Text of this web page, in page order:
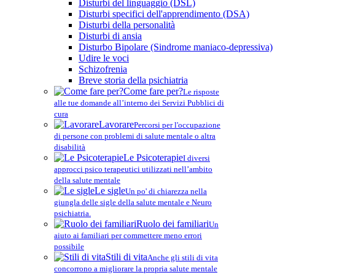
Disturbi del linguaggio (DSL)
Disturbi specifici dell'apprendimento (DSA)
Disturbi della personalità
Disturbi di ansia
Disturbo Bipolare (Sindrome maniaco-depressiva)
Udire le voci
Schizofrenia
Breve storia della psichiatria
Come fare per?Le risposte
alle tue domande all’interno dei Servizi Pubblici di
cura
LavorarePercorsi per l'occupazione
di persone con problemi di salute mentale o altra
disabilità
Le PsicoterapieI diversi
approcci psico terapeutici utilizzati nell’ambito
della salute mentale
Le sigleUn po' di chiarezza nella
giungla delle sigle della salute mentale e Neuro
psichiatria.
Ruolo dei familiariUn
aiuto ai familiari per commettere meno errori
possibile
Stili di vitaAnche gli stili di vita
concorrono a migliorare la propria salute mentale